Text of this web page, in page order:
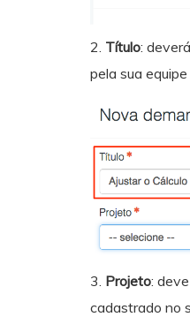
2. Título:
pela sua
3. Projeto:
cadastrado no